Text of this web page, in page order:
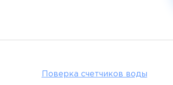
Поверка счетчиков воды